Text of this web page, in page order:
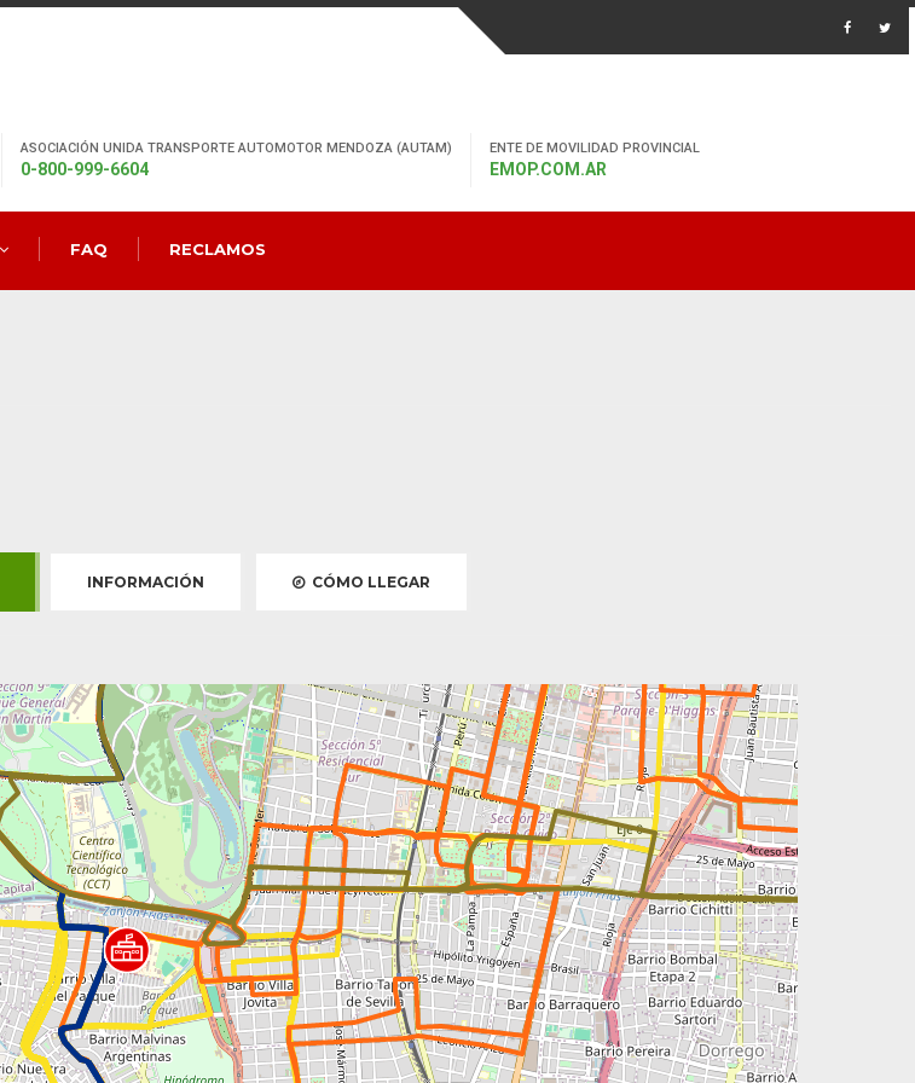
ASOCIACIÓN UNIDA TRANSPORTE AUTOMOTOR MENDOZA (AUTAM)
0-800-999-6604
ENTE DE MOVILIDAD PROVINCIAL
EMOP.COM.AR
FAQ RECLAMOS
INFORMACIÓN CÓMO LLEGAR